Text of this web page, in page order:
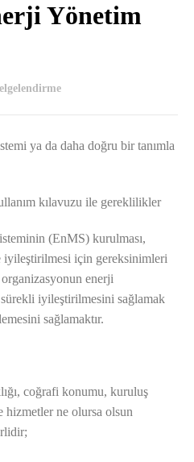
Yönetim
ya da daha doğru bir tanımla
kılavuzu ile gereklilikler
(EnMS) kurulması,
iyileştirilmesi için gereksinimleri
enerji
iyileştirilmesini sağlamak
sağlamaktır.
coğrafi konumu, kuruluş
hizmetler ne olursa olsun